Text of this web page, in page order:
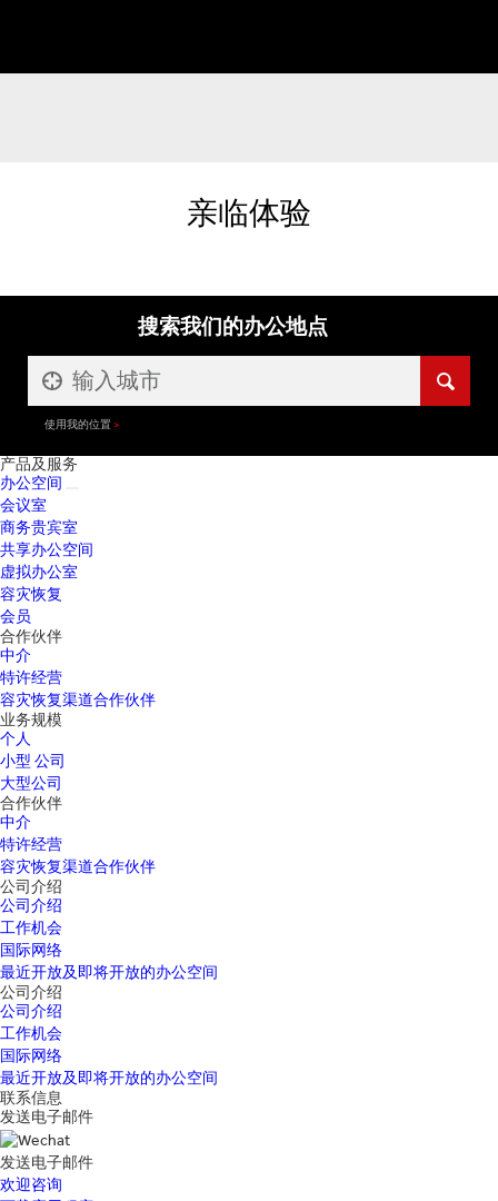
亲临体验
搜索我们的办公地点
使用我的位置
产品及服务
办公空间
会议室
商务贵宾室
共享办公空间
虚拟办公室
容灾恢复
会员
合作伙伴
中介
特许经营
容灾恢复渠道合作伙伴
业务规模
个人
小型 公司
大型公司
合作伙伴
中介
特许经营
容灾恢复渠道合作伙伴
公司介绍
公司介绍
工作机会
国际网络
最近开放及即将开放的办公空间
公司介绍
公司介绍
工作机会
国际网络
最近开放及即将开放的办公空间
联系信息
发送电子邮件
发送电子邮件
欢迎咨询